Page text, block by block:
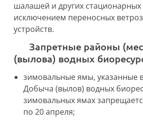
шалашей и других
исключением переносных
устройств.
Запретные районы (места) добычи
(вылова) водных
зимовальные ямы, указанные
Добыча (вылов) водных
зимовальных ямах
по 20 апреля;